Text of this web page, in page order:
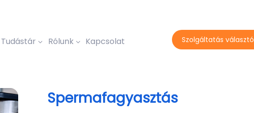
Tudástár Rólunk Kapcsolat Szolgáltatás választó
Spermafagyasztás